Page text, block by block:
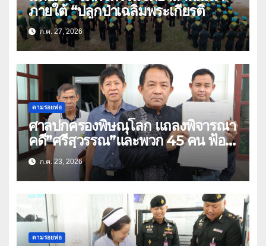
ภายใต้ “ปลูกป่าเฉลิมพระเกียรติ
ก.ค. 27, 2026
ตามรอยพ่อ
ศาลปกครองพิษณุโลก แถลงพิจารณา
คดี”ศรีสุวรรณ”และพวก 45 คน ฟ้อง
สร้างถนนตัดสวนเฉลิมพระเกียรติ 80
พรรษา (คลิป)
ก.ค. 23, 2026
ตามรอยพ่อ